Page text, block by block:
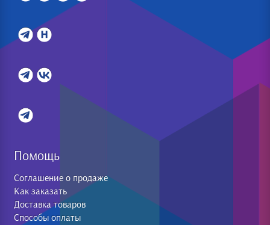
Помощь
Соглашение о продаже
Как заказать
Доставка товаров
Способы оплаты